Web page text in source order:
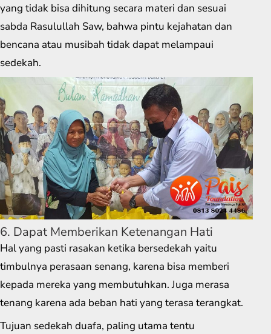
yang tidak bisa dihitung secara materi dan sesuai
sabda Rasulullah Saw, bahwa pintu kejahatan dan
bencana atau musibah tidak dapat melampaui
sedekah.
6. Dapat Memberikan Ketenangan Hati
Hal yang pasti rasakan ketika bersedekah yaitu
timbulnya perasaan senang, karena bisa memberi
kepada mereka yang membutuhkan. Juga merasa
tenang karena ada beban hati yang terasa terangkat.
Tujuan sedekah duafa, paling utama tentu